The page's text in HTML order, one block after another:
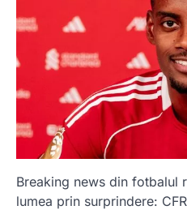
Breaking news din fotbalul
lumea prin surprindere: